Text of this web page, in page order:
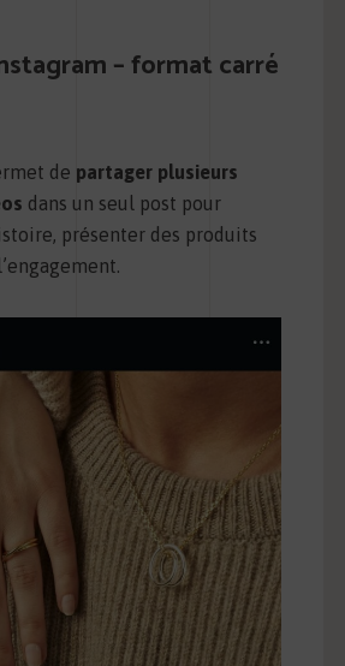
– format carré
de partager plusieurs
dans un seul post pour
présenter des produits